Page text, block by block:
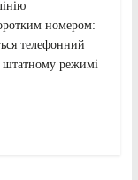
номером:
телефонний
режимі